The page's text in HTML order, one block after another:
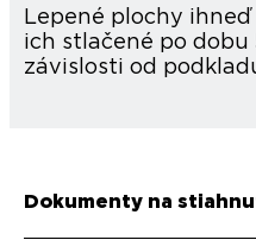
Lepené plochy
ich stlačené po dobu
závislosti od
Dokumenty na